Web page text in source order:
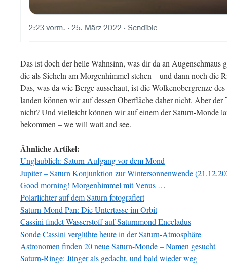
Das ist doch der helle Wahnsinn, was dir da an
die als Sicheln am Morgenhimmel stehen – und dann noch die
Das, was da wie Berge ausschaut, ist die Wolkenobergrenze
landen können wir auf dessen Oberfläche daher nicht. Aber der
nicht? Und vielleicht können wir auf einem der Saturn-Monde
bekommen – we will wait and see.
Ähnliche Artikel:
Unglaublich: Saturn-Aufgang vor dem Mond
Jupiter – Saturn Konjunktion zur Wintersonnenwende
Good morning! Morgenhimmel mit Venus …
Polarlichter auf dem Saturn fotografiert
Saturn-Mond Pan: Die Untertasse im Orbit
Cassini findet Wasserstoff auf Saturnmond Enceladus
Sonde Cassini verglühte heute in der Saturn-Atmosphäre
Astronomen finden 20 neue Saturn-Monde – Namen gesucht
Saturn-Ringe: Jünger als gedacht, und bald wieder weg